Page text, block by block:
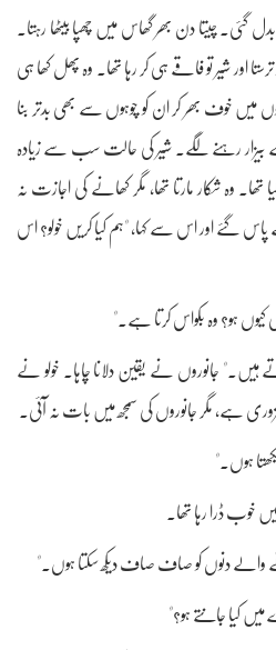
گئی۔ چیتا دن بھر گھاس میں چھپا بیٹھا رہتا۔
ترستا اور شیر تو فاقے ہی کر رہا تھا۔ وہ پھل کھا ہی
خوف بھر کر ان کو چوہوں سے بھی بدتر بنا
بیزار رہنے لگے۔ شیر کی حالت سب سے زیادہ
تھا۔ وہ شکار مارتا تھا، مگر کھانے کی اجازت نہ
پاس گئے اور اس سے کہا، "ہم کیا کریں خولو؟ اس
کیوں ہو؟ وہ بکواس کرتا ہے۔"
ہیں۔" جانوروں نے یقین دلانا چاہا۔ خولو نے
ہے، مگر جانوروں کی سمجھ میں بات نہ آئی۔
ہوں۔"
خوب ڈرا رہا تھا۔
والے دنوں کو صاف صاف دیکھ سکتا ہوں۔"
میں کیا جانتے ہو؟"